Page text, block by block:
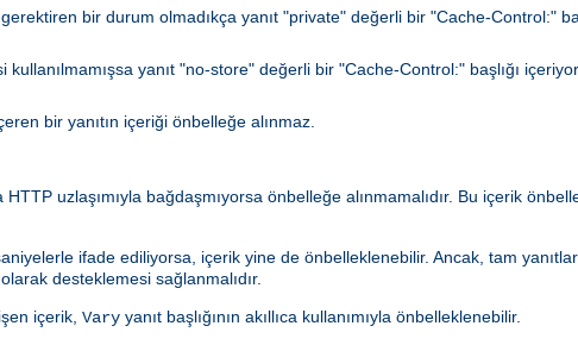
gerektiren bir durum olmadıkça yanıt "private" değerli bir "Cache-Control:"
kullanılmamışsa yanıt "no-store" değerli bir "Cache-Control:" başlığı
bir yanıtın içeriği önbelleğe alınmaz.
uzlaşımıyla bağdaşmıyorsa önbelleğe alınmamalıdır. Bu içerik
ifade ediliyorsa, içerik yine de önbelleklenebilir. Ancak, tam
desteklemesi sağlanmalıdır.
içerik, Vary yanıt başlığının akıllıca kullanımıyla önbelleklenebilir.